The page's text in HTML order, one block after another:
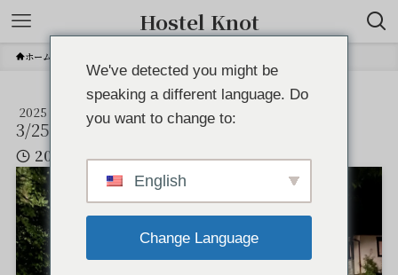
Hostel Knot
ホーム
夜の赤橋
2025
3/25
2023年4月19日 2025年3月25日
We've detected you might be
speaking a different language. Do
you want to change to:
English
Change Language